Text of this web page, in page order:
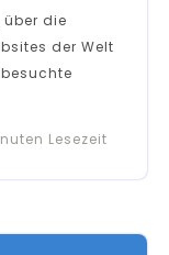
die
der Welt
Lesezeit